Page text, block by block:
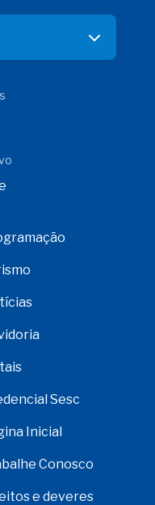
Sesc
Inicial
Conosco
e deveres